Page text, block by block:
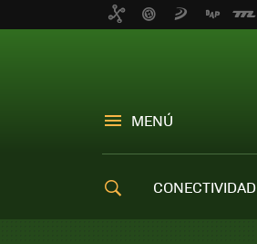
MENÚ
CONECTIVIDAD